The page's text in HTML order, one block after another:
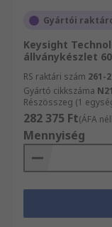
Gyártói
Keysight
állványkészlet
RS raktári szám 261-
Gyártó cikkszáma
Részösszeg (1
282 375 Ft(ÁFA
Mennyiség